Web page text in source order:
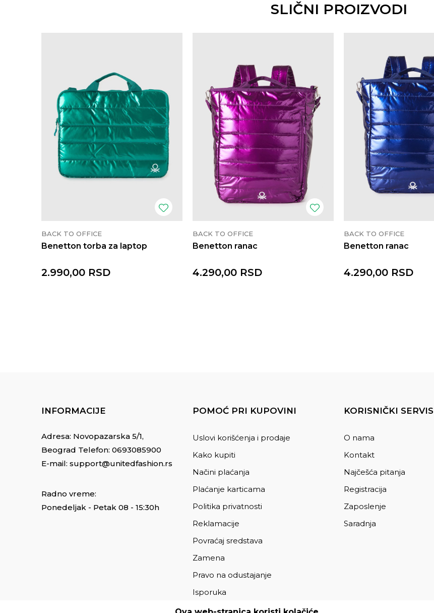
SLIČNI PROIZVODI
BACK TO OFFICE
Benetton torba za laptop
2.990,00 RSD
BACK TO OFFICE
Benetton ranac
4.290,00 RSD
BACK TO OFFICE
Benetton ranac
4.290,00 RSD
INFORMACIJE
Adresa: Novopazarska 5/1,
Beograd Telefon: 0693085900
E-mail: support@unitedfashion.rs
Radno vreme:
Ponedeljak - Petak 08 - 15:30h
POMOĆ PRI KUPOVINI
Uslovi korišćenja i prodaje
Kako kupiti
Načini plaćanja
Plaćanje karticama
Politika privatnosti
Reklamacije
Povraćaj sredstava
Zamena
Pravo na odustajanje
Isporuka
KORISNIČKI SERVIS
O nama
Kontakt
Najčešća pitanja
Registracija
Zaposlenje
Saradnja